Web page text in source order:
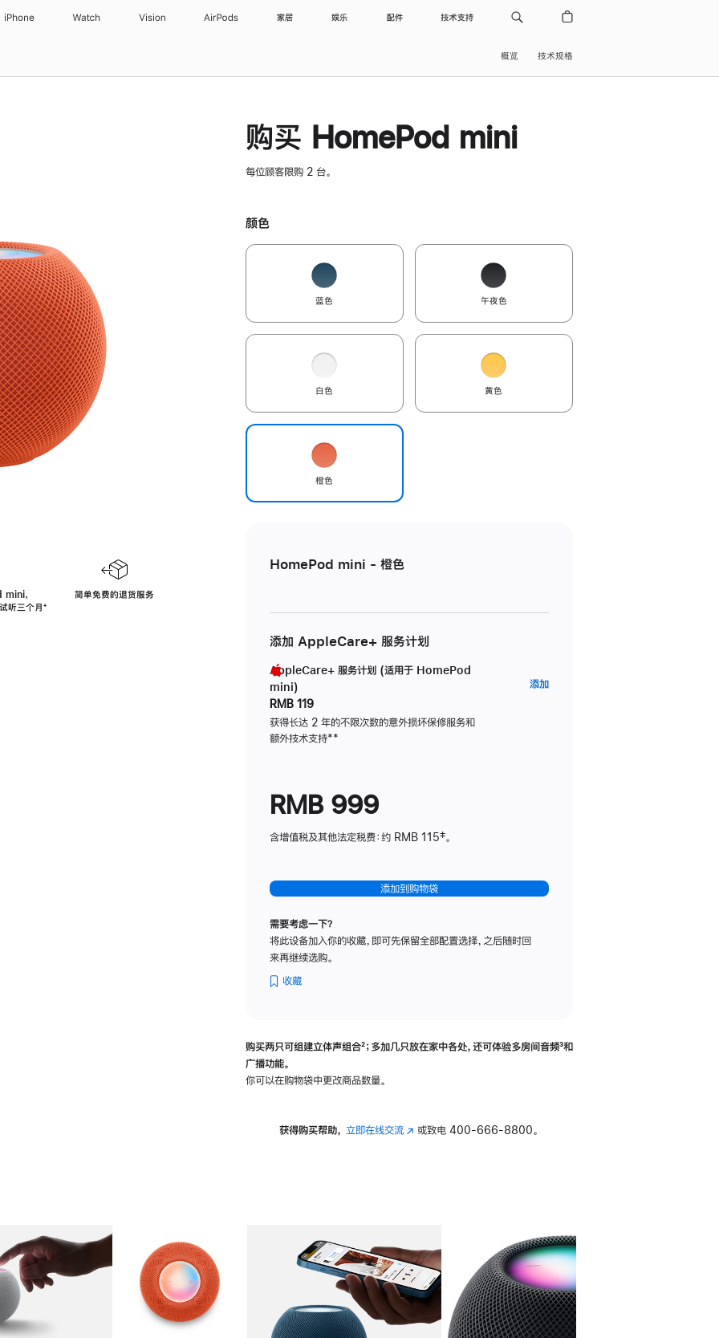
iPhone Watch Vision AirPods 家居 娱乐 配件 技术支持
概览 技术规格
，
听三个月脚
⁺
简单免费的退货服务
购买 HomePod mini
每位顾客限购 2 台。
颜色
蓝色 午夜色
白色 黄色
橙色
HomePod mini - 橙色
添加 AppleCare+ 服务计划
AppleCare+ 服务计划 (适用于 HomePod
mini)
RMB 119
获得长达 2 年的不限次数的意外损坏保修服务和
额外技术支持脚
**
添加AppleCare+
RMB 999
含增值税及其他法定税费：约 RMB 115‡。
添加到购物袋
需要考虑一下？
将此设备加入你的收藏，即可先保留全部配置选择，之后随时回
来再继续选购。
收藏
购买两只可组建立体声组合脚
²；多加几只放在家中各处，还可体验多‍房‍间音频脚
³和
广播功能。
你可以在购物袋中更改商品数量。
获得购买帮助， 立即在线交流(在 或致电 400-666-8800。
图库 图像 图库 图像 图库 图像 4 图库 图像 5